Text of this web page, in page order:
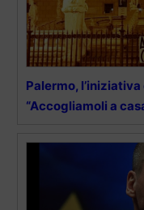
Palermo,
“Accogliamoli a